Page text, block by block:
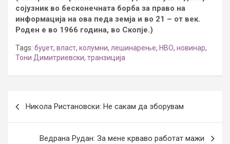
сојузник во бесконечната борба за право на
информација на ова педа земја и во 21 – от век.
Роден е во 1966 година, во Скопје.)
Tags: буџет, власт, колумни, лешинарење, НВО, новинар,
Тони Димитриевски, транзиција
Никола Ристановски: Не сакам да зборувам
Ведрана Рудан: За мене крваво работат мажи